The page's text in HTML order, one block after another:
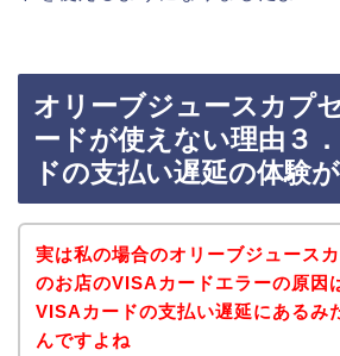
オリーブジュースカプ
ードが使えない理由３
ドの支払い遅延の体験が
実は私の場合のオリーブジュース
のお店のVISAカードエラーの原因
VISAカードの支払い遅延にあるみ
んですよね